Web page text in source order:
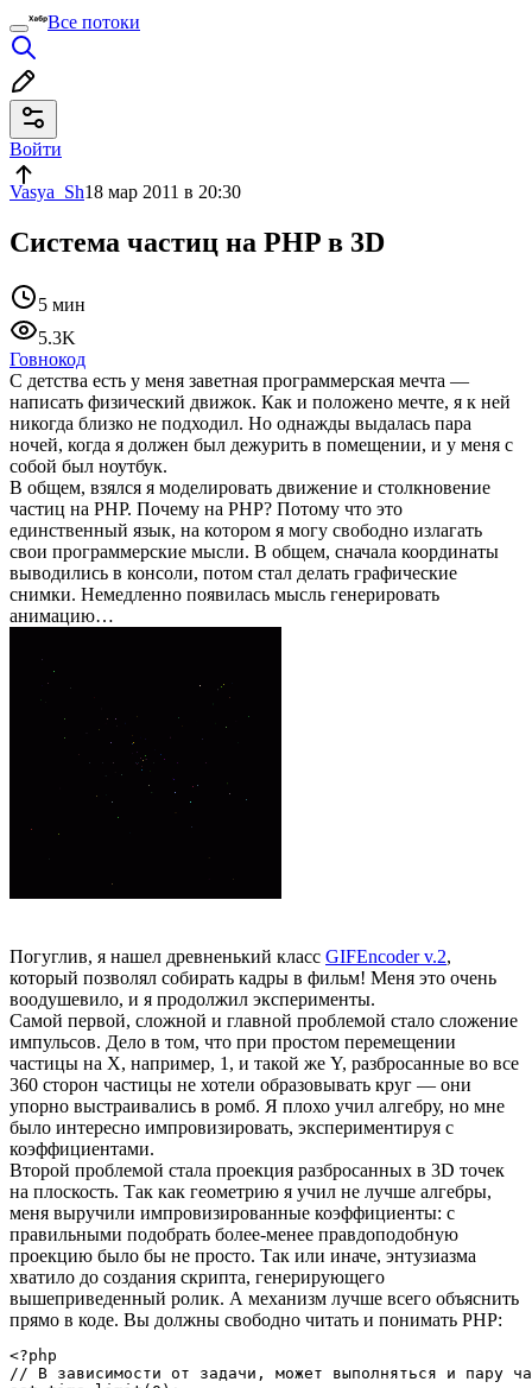
Все потоки
Войти
Vasya_Sh18 мар 2011 в 20:30
Система частиц на PHP в 3D
5 мин
5.3K
Говнокод
С детства есть у меня заветная программерская мечта —
написать физический движок. Как и положено мечте, я к ней
никогда близко не подходил. Но однажды выдалась пара
ночей, когда я должен был дежурить в помещении, и у меня с
собой был ноутбук.
В общем, взялся я моделировать движение и столкновение
частиц на PHP. Почему на PHP? Потому что это
единственный язык, на котором я могу свободно излагать
свои программерские мысли. В общем, сначала координаты
выводились в консоли, потом стал делать графические
снимки. Немедленно появилась мысль генерировать
анимацию…
Погуглив, я нашел древненький класс GIFEncoder v.2,
который позволял собирать кадры в фильм! Меня это очень
воодушевило, и я продолжил эксперименты.
Самой первой, сложной и главной проблемой стало сложение
импульсов. Дело в том, что при простом перемещении
частицы на X, например, 1, и такой же Y, разбросанные во все
360 сторон частицы не хотели образовывать круг — они
упорно выстраивались в ромб. Я плохо учил алгебру, но мне
было интересно импровизировать, экспериментируя с
коэффициентами.
Второй проблемой стала проекция разбросанных в 3D точек
на плоскость. Так как геометрию я учил не лучше алгебры,
меня выручили импровизированные коэффициенты: с
правильными подобрать более-менее правдоподобную
проекцию было бы не просто. Так или иначе, энтузиазма
хватило до создания скрипта, генерирующего
вышеприведенный ролик. А механизм лучше всего объяснить
прямо в коде. Вы должны свободно читать и понимать PHP:
<?php
// В зависимости от задачи, может выполняться и пару